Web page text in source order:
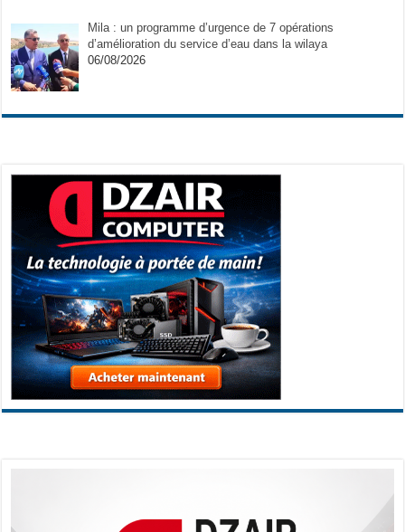
Mila : un programme d’urgence de 7 opérations
d’amélioration du service d’eau dans la wilaya
06/08/2026